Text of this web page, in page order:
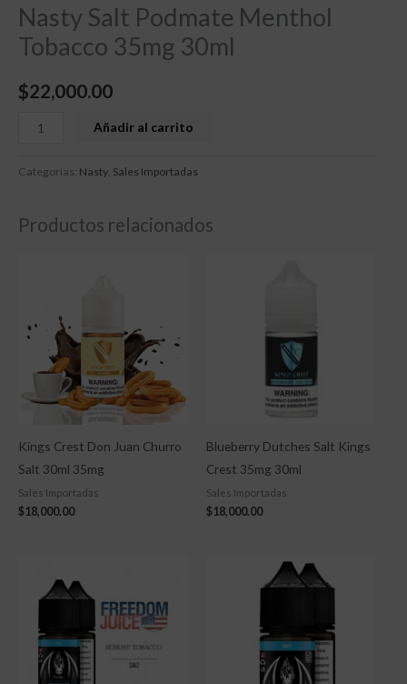
Nasty Salt Podmate Menthol
Tobacco 35mg 30ml
$22,000.00
Añadir al carrito
Categorías: Nasty, Sales Importadas
Productos relacionados
Kings Crest Don Juan Churro
Salt 30ml 35mg
Sales Importadas
$18,000.00
Blueberry Dutches Salt Kings
Crest 35mg 30ml
Sales Importadas
$18,000.00